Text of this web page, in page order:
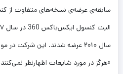
سابقه‌ی عرضه‌ی نسخه‌های متفاوت از
سال ۲۰۱۰ عرضه شدند. این شرکت
«هرگز در مورد شایعات اظهار‌نظر